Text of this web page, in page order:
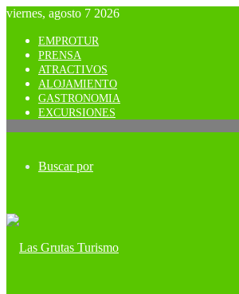
viernes, agosto 7 2026
EMPROTUR
PRENSA
ATRACTIVOS
ALOJAMIENTO
GASTRONOMIA
EXCURSIONES
Buscar por